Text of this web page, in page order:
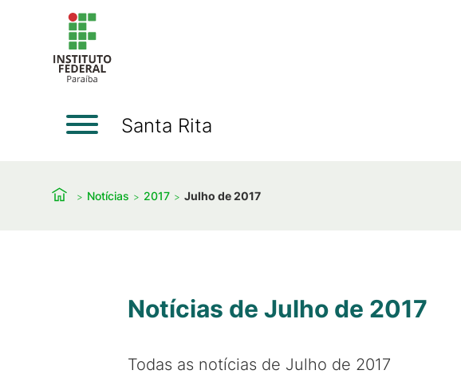
Santa Rita
Notícias 2017 Julho de 2017
Notícias de Julho de 2017
Todas as notícias de Julho de 2017